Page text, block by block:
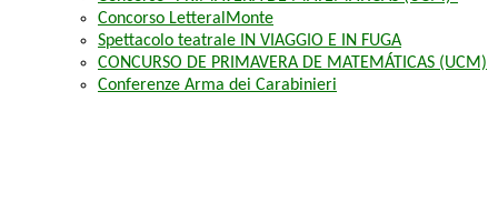
Concorso LetteralMonte
Spettacolo teatrale IN VIAGGIO E IN FUGA
CONCURSO DE PRIMAVERA DE MATEMÁTICAS (UCM)
Conferenze Arma dei Carabinieri